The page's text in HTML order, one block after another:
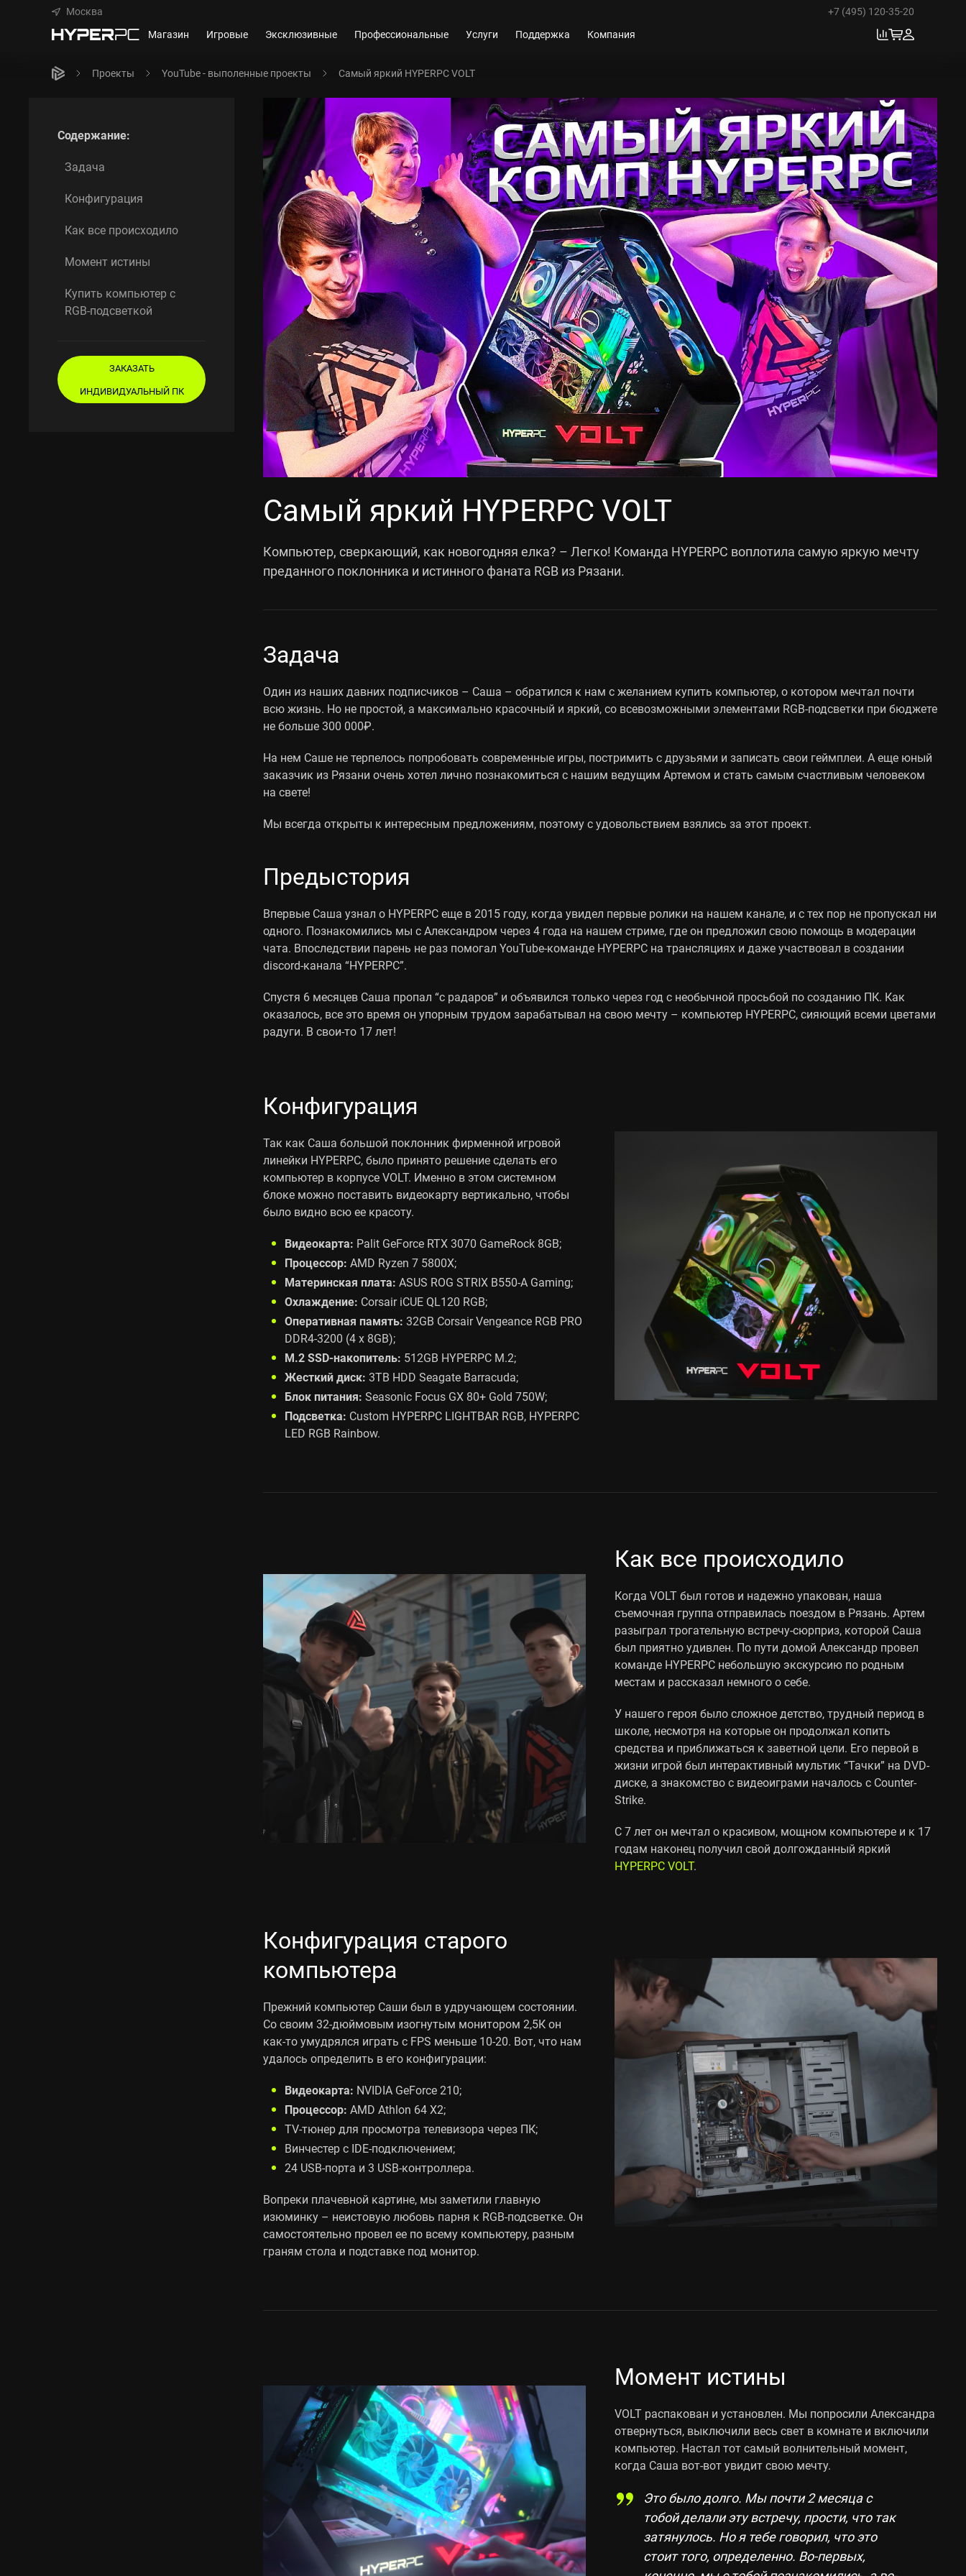
Москва
+7 (495) 120-35-20
Магазин
Игровые Эксклюзивные Профессиональные Услуги Поддержка Компания
Проекты YouTube - выполенные проекты Самый яркий HYPERPC VOLT
Содержание:
Задача
Конфигурация
Как все происходило
Момент истины
Купить компьютер с
RGB-подсветкой
ЗАКАЗАТЬ
ИНДИВИДУАЛЬНЫЙ ПК
Самый яркий HYPERPC VOLT
Компьютер, сверкающий, как новогодняя елка? – Легко! Команда HYPERPC воплотила самую яркую мечту
преданного поклонника и истинного фаната RGB из Рязани.
Задача
Один из наших давних подписчиков – Саша – обратился к нам с желанием купить компьютер, о котором мечтал почти
всю жизнь. Но не простой, а максимально красочный и яркий, со всевозможными элементами RGB-подсветки при бюджете
не больше 300 000₽.
На нем Саше не терпелось попробовать современные игры, постримить с друзьями и записать свои геймплеи. А еще юный
заказчик из Рязани очень хотел лично познакомиться с нашим ведущим Артемом и стать самым счастливым человеком
на свете!
Мы всегда открыты к интересным предложениям, поэтому с удовольствием взялись за этот проект.
Предыстория
Впервые Саша узнал о HYPERPC еще в 2015 году, когда увидел первые ролики на нашем канале, и с тех пор не пропускал ни
одного. Познакомились мы с Александром через 4 года на нашем стриме, где он предложил свою помощь в модерации
чата. Впоследствии парень не раз помогал YouTube-команде HYPERPC на трансляциях и даже участвовал в создании
discord-канала “HYPERPC”.
Спустя 6 месяцев Саша пропал “с радаров” и объявился только через год с необычной просьбой по созданию ПК. Как
оказалось, все это время он упорным трудом зарабатывал на свою мечту – компьютер HYPERPC, сияющий всеми цветами
радуги. В свои-то 17 лет!
Конфигурация
Так как Саша большой поклонник фирменной игровой
линейки HYPERPC, было принято решение сделать его
компьютер в корпусе VOLT. Именно в этом системном
блоке можно поставить видеокарту вертикально, чтобы
было видно всю ее красоту.
Видеокарта: Palit GeForce RTX 3070 GameRock 8GB;
Процессор: AMD Ryzen 7 5800X;
Материнская плата: ASUS ROG STRIX В550-A Gaming;
Охлаждение: Corsair iCUE QL120 RGB;
Оперативная память: 32GB Corsair Vengeance RGB PRO
DDR4-3200 (4 x 8GB);
M.2 SSD-накопитель: 512GB HYPERPC M.2;
Жесткий диск: 3TB HDD Seagate Barracuda;
Блок питания: Seasonic Focus GX 80+ Gold 750W;
Подсветка: Custom HYPERPC LIGHTBAR RGB, HYPERPC
LED RGB Rainbow.
Как все происходило
Когда VOLT был готов и надежно упакован, наша
съемочная группа отправилась поездом в Рязань. Артем
разыграл трогательную встречу-сюрприз, которой Саша
был приятно удивлен. По пути домой Александр провел
команде HYPERPC небольшую экскурсию по родным
местам и рассказал немного о себе.
У нашего героя было сложное детство, трудный период в
школе, несмотря на которые он продолжал копить
средства и приближаться к заветной цели. Его первой в
жизни игрой был интерактивный мультик “Тачки” на DVD-
диске, а знакомство с видеоиграми началось с Counter-
Strike.
С 7 лет он мечтал о красивом, мощном компьютере и к 17
годам наконец получил свой долгожданный яркий
HYPERPC VOLT.
Конфигурация старого
компьютера
Прежний компьютер Саши был в удручающем состоянии.
Со своим 32-дюймовым изогнутым монитором 2,5К он
как-то умудрялся играть с FPS меньше 10-20. Вот, что нам
удалось определить в его конфигурации:
Видеокарта: NVIDIA GeForce 210;
Процессор: AMD Athlon 64 X2;
TV-тюнер для просмотра телевизора через ПК;
Винчестер с IDE-подключением;
24 USB-порта и 3 USB-контроллера.
Вопреки плачевной картине, мы заметили главную
изюминку – неистовую любовь парня к RGB-подсветке. Он
самостоятельно провел ее по всему компьютеру, разным
граням стола и подставке под монитор.
Момент истины
VOLT распакован и установлен. Мы попросили Александра
отвернуться, выключили весь свет в комнате и включили
компьютер. Настал тот самый волнительный момент,
когда Саша вот-вот увидит свою мечту.
Это было долго. Мы почти 2 месяца с
тобой делали эту встречу, прости, что так
затянулось. Но я тебе говорил, что это
стоит того, определенно. Во-первых,